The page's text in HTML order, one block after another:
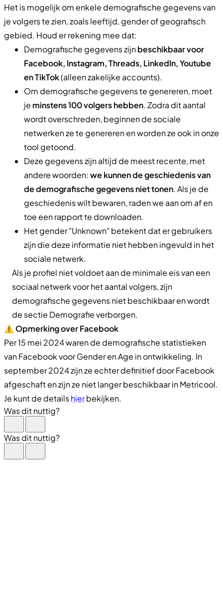
Het is mogelijk om enkele demografische gegevens van
je volgers te zien, zoals leeftijd, gender of geografisch
gebied. Houd er rekening mee dat:
Demografische gegevens zijnbeschikbaar voor
Facebook, Instagram, Threads, LinkedIn, Youtube
en TikTok(alleen zakelijke accounts).
Om demografische gegevens te genereren, moet
je minstens 100 volgers hebben. Zodra dit aantal
wordt overschreden, beginnen de sociale
netwerken ze te genereren en worden ze ook in onze
tool getoond.
Deze gegevens zijn altijd de meest recente, met
andere woorden: we kunnen de geschiedenis van
de demografische gegevens niet tonen. Als je de
geschiedenis wilt bewaren, raden we aan om af en
toe een rapport te downloaden.
Het gender "Unknown" betekent dat er gebruikers
zijn die deze informatie niet hebben ingevuld in het
sociale netwerk.
Als je profiel niet voldoet aan de minimale eis van een
sociaal netwerk voor het aantal volgers, zijn
demografische gegevens niet beschikbaar en wordt
de sectie Demografie verborgen.
⚠️ Opmerking over Facebook
Per 15 mei 2024 waren de demografische statistieken
van Facebook voor Gender en Age in ontwikkeling. In
september 2024 zijn ze echter definitief door Facebook
afgeschaft en zijn ze niet langer beschikbaar in Metricool.
Je kunt de detailshierbekijken.
Was dit nuttig?
Was dit nuttig?